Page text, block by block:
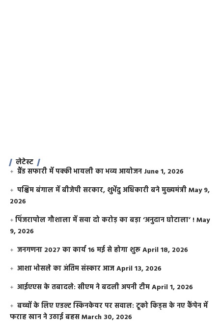
लेटेस्ट
ग्रैंड सफारी में पक्की भायली का भव्य आयोजन June 1, 2026
पश्चिम बंगाल में बीजेपी सरकार, शुभेंदु अधिकारी बने मुख्यमंत्रीMay 9,
2026
​पिंजरापोल गौशाला में सवा दो करोड़ का बड़ा ‘अनुदान घोटाला’ !May
9, 2026
जनगणना 2027 का कार्य 16 मई से होगा शुरूApril 18, 2026
आशा भोसले का अंतिम संस्कार आजApril 13, 2026
आईएएस के तबादले: सीएम ने बदली अपनी टीमApril 1, 2026
बच्चों के लिए एडल्ट स्किनकेयर पर सवाल: टूको किड्स के नए कैंपेन में
फराह खान ने उठाई बहसMarch 30, 2026